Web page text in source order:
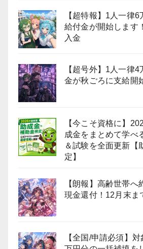
【超特報】1人一律
給付金が開始します
入金
【超号外】1人一律
金が秋ごろに支給開
【今こそ資格に】
成金をまとめて学べ
＆試験を全面更新【
定】
【朗報】高齢世帯
現金還付！12月末ま
【全国/申請必須】